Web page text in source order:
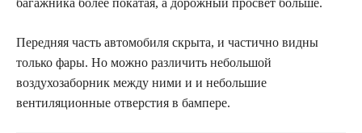
Передняя часть автомобиля скрыта, и частично видны
только фары. Но можно различить небольшой
воздухозаборник между ними и и небольшие
вентиляционные отверстия в бампере.